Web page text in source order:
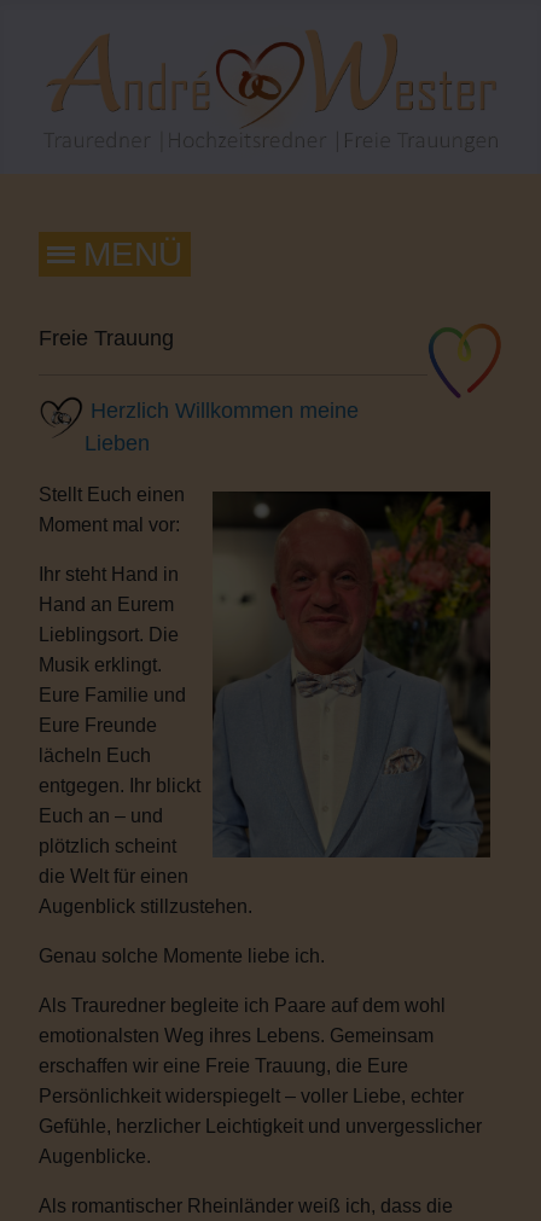
Freie Trauung
Herzlich Willkommen meine
Lieben
Stellt Euch einen
Moment mal vor:
Ihr steht Hand in
Hand an Eurem
Lieblingsort. Die
Musik erklingt.
Eure Familie und
Eure Freunde
lächeln Euch
entgegen. Ihr blickt
Euch an – und
plötzlich scheint
die Welt für einen
Augenblick stillzustehen.
Genau solche Momente liebe ich.
Als Trauredner begleite ich Paare auf dem wohl
emotionalsten Weg ihres Lebens. Gemeinsam
erschaffen wir eine Freie Trauung, die Eure
Persönlichkeit widerspiegelt – voller Liebe, echter
Gefühle, herzlicher Leichtigkeit und unvergesslicher
Augenblicke.
Als romantischer Rheinländer weiß ich, dass die